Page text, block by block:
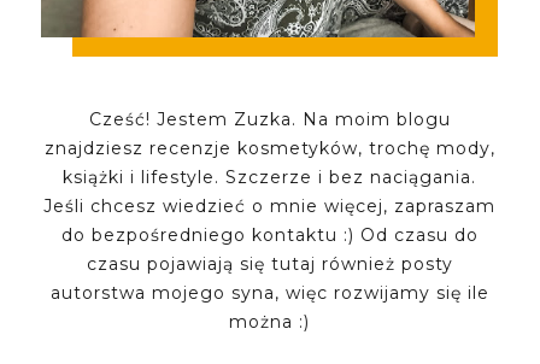
Cześć! Jestem Zuzka. Na moim blogu
znajdziesz recenzje kosmetyków, trochę mody,
książki i lifestyle. Szczerze i bez naciągania.
Jeśli chcesz wiedzieć o mnie więcej, zapraszam
do bezpośredniego kontaktu :) Od czasu do
czasu pojawiają się tutaj również posty
autorstwa mojego syna, więc rozwijamy się ile
można :)